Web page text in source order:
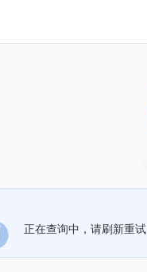
正在查询中，请刷新重试